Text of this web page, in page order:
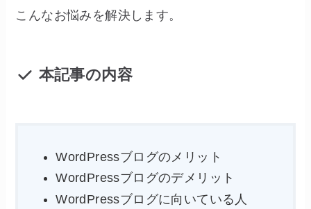
こんなお悩みを解決します。
本記事の内容
WordPressブログのメリット
WordPressブログのデメリット
WordPressブログに向いている人